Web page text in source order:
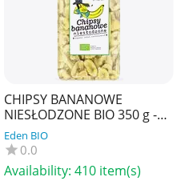
CHIPSY BANANOWE
NIESŁODZONE BIO 350 g -
BIO PLANET
Eden BIO
0.0
Availability: 410 item(s)